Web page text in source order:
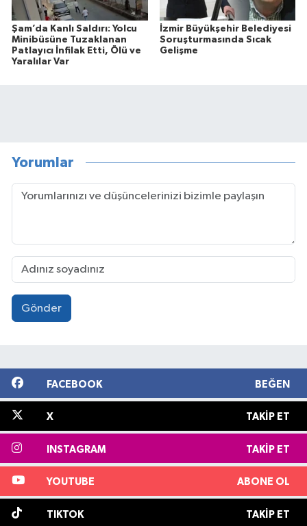
Şam’da Kanlı Saldırı: Yolcu
Minibüsüne Tuzaklanan
Patlayıcı İnfilak Etti, Ölü ve
Yaralılar Var
İzmir Büyükşehir Belediyesi
Soruşturmasında Sıcak
Gelişme
Yorumlar
Gönder
FACEBOOK BEĞEN
X TAKIP ET
INSTAGRAM TAKIP ET
YOUTUBE ABONE OL
TIKTOK TAKIP ET